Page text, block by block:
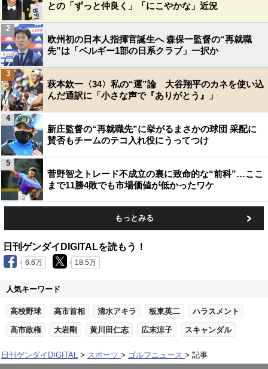
との「ずっと仲良く」「にこやかな」近況
欧州初の日本人指揮官誕生へ 森保一監督の“再就職
先”は「ベルギー1部の日系クラブ」一択か
2
萩本欽一〈34〉私の“運”論 大谷翔平のカネを使い込
んだ通訳に「小さな声で『ありがとう』」
3
新庄監督の“再就職先”に挙がるまさかの球団 采配に
賛否もチームのテコ入れ役にうってつけ
4
菅野智之トレード不成立の裏に致命的な“前科”…ここ
まで11勝4敗でも市場価値が低かったワケ
5
もっとみる
日刊ゲンダイDIGITALを読もう！
6.6万 18.5万
人気キーワード
高校野球 高市首相 清水アキラ 板東英二 ハラスメント
高市政権 大岩剛 黄川田仁志 広末涼子 スキャンダル
日刊ゲンダイDIGITAL スポーツ ゴルフニュース 記事